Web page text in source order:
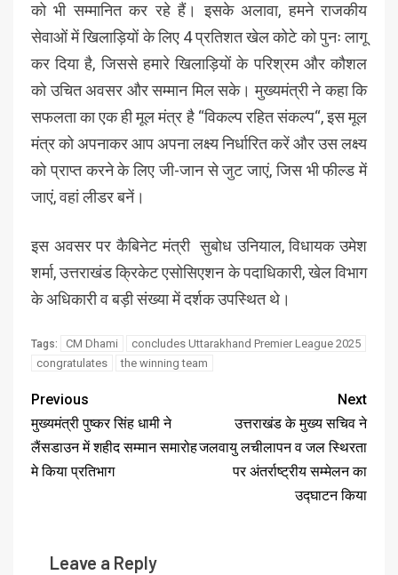
को भी सम्मानित कर रहे हैं। इसके अलावा, हमने राजकीय
सेवाओं में खिलाड़ियों के लिए 4 प्रतिशत खेल कोटे को पुनः लागू
कर दिया है, जिससे हमारे खिलाड़ियों के परिश्रम और कौशल
को उचित अवसर और सम्मान मिल सके। मुख्यमंत्री ने कहा कि
सफलता का एक ही मूल मंत्र है “विकल्प रहित संकल्प“, इस मूल
मंत्र को अपनाकर आप अपना लक्ष्य निर्धारित करें और उस लक्ष्य
को प्राप्त करने के लिए जी-जान से जुट जाएं, जिस भी फील्ड में
जाएं, वहां लीडर बनें।
इस अवसर पर कैबिनेट मंत्री सुबोध उनियाल, विधायक उमेश
शर्मा, उत्तराखंड क्रिकेट एसोसिएशन के पदाधिकारी, खेल विभाग
के अधिकारी व बड़ी संख्या में दर्शक उपस्थित थे।
Tags: CM Dhami
concludes Uttarakhand Premier League 2025
congratulates
the winning team
Previous
मुख्यमंत्री पुष्कर सिंह धामी ने
लैंसडाउन में शहीद सम्मान समारोह
मे किया प्रतिभाग
Next
उत्तराखंड के मुख्य सचिव ने
जलवायु लचीलापन व जल स्थिरता
पर अंतर्राष्ट्रीय सम्मेलन का
उद्घाटन किया
Leave a Reply